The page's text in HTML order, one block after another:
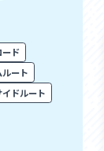
東平野の自然を楽
ド
ート
ドルート